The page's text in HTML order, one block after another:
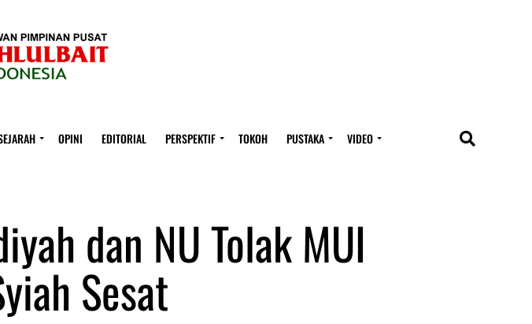
OPINI EDITORIAL PERSPEKTIF TOKOH PUSTAKA VIDEO
dan NU Tolak MUI
Sesat